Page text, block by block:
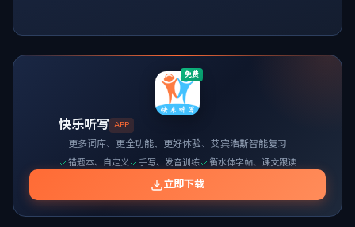
免费
快乐听写 APP
更多词库、更全功能、更好体验、艾宾浩斯智能复习
错题本、自定义 手写、发音训练 衡水体字帖、课文跟读
立即下载